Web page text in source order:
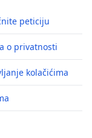
peticiju
o privatnosti
kolačićima